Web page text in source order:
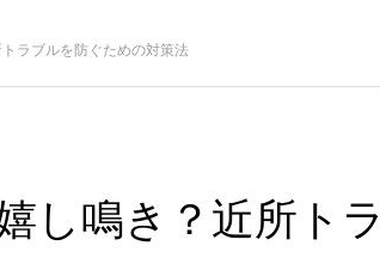
ラブルを防ぐための対策法
し鳴き？近所トラ